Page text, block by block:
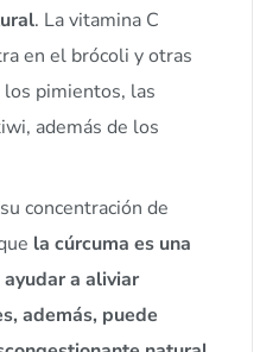
. La vitamina C
en el brócoli y otras
pimientos, las
además de los
concentración de
la cúrcuma es una
a aliviar
además, puede